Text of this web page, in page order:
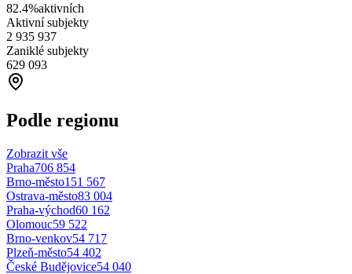
82.4%aktivních
Aktivní subjekty
2 935 937
Zaniklé subjekty
629 093
Podle regionu
Zobrazit vše
Praha706 854
Brno-město151 567
Ostrava-město83 004
Praha-východ60 162
Olomouc59 522
Brno-venkov54 717
Plzeň-město54 402
České Budějovice54 040